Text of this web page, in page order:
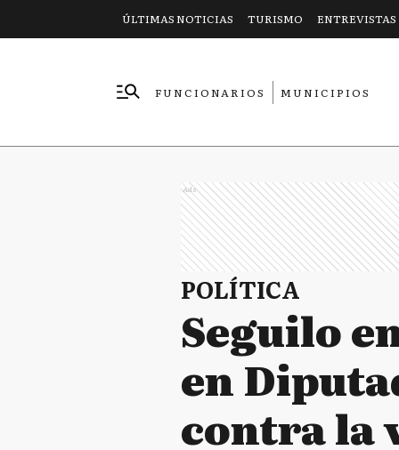
ÚLTIMAS NOTICIAS TURISMO ENTREVISTAS
FUNCIONARIOS
MUNICIPIOS
Ads
POLÍTICA
Seguilo
en
contra la